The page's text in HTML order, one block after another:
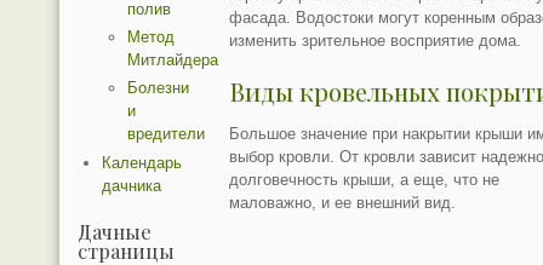
фасада. Водостоки могут коренным
изменить зрительное восприятие дома.
Виды кровельных
Большое значение при накрытии крыши
выбор кровли. От кровли зависит
долговечность крыши, а еще, что не
маловажно, и ее внешний вид.
полив
Метод
Митлайдера
Болезни
и
вредители
Календарь
дачника
Дачные
страницы